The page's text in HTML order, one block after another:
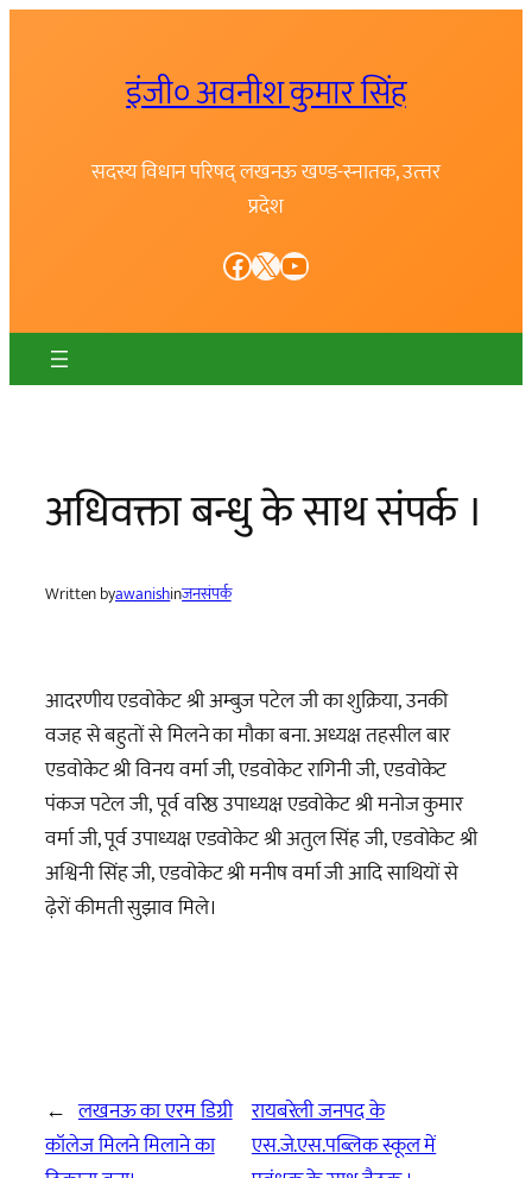
इंजी० अवनीश कुमार सिंह
सदस्य विधान परिषद् लखनऊ खण्ड-स्नातक, उत्त्तर
प्रदेश
Facebook X YouTube
अधिवक्ता बन्धु के साथ संपर्क ।
Written byawanishinजनसंपर्क
आदरणीय एडवोकेट श्री अम्बुज पटेल जी का शुक्रिया, उनकी
वजह से बहुतों से मिलने का मौका बना. अध्यक्ष तहसील बार
एडवोकेट श्री विनय वर्मा जी, एडवोकेट रागिनी जी, एडवोकेट
पंकज पटेल जी, पूर्व वरिष्ठ उपाध्यक्ष एडवोकेट श्री मनोज कुमार
वर्मा जी, पूर्व उपाध्यक्ष एडवोकेट श्री अतुल सिंह जी, एडवोकेट श्री
अश्विनी सिंह जी, एडवोकेट श्री मनीष वर्मा जी आदि साथियों से
ढ़ेरों कीमती सुझाव मिले।
← लखनऊ का एरम डिग्री
कॉलेज मिलने मिलाने का
रायबरेली जनपद के
एस.जे.एस.पब्लिक स्कूल में